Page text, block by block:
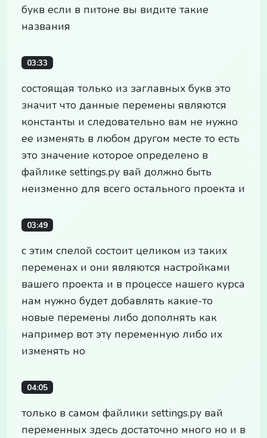
букв если в питоне вы видите такие
названия
03:33
состоящая только из заглавных букв это
значит что данные перемены являются
константы и следовательно вам не нужно
ее изменять в любом другом месте то есть
это значение которое определено в
файлике settings.py вай должно быть
неизменно для всего остального проекта и
03:49
с этим спелой состоит целиком из таких
переменах и они являются настройками
вашего проекта и в процессе нашего курса
нам нужно будет добавлять какие-то
новые перемены либо дополнять как
например вот эту переменную либо их
изменять но
04:05
только в самом файлики settings.py вай
переменных здесь достаточно много но и в